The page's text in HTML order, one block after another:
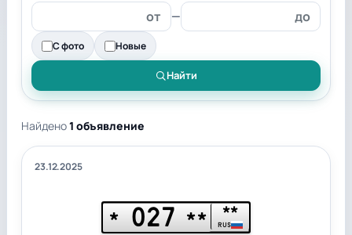
—
С фото Новые
Найти
Найдено1 объявление
23.12.2025
* 027 ** **
RUS